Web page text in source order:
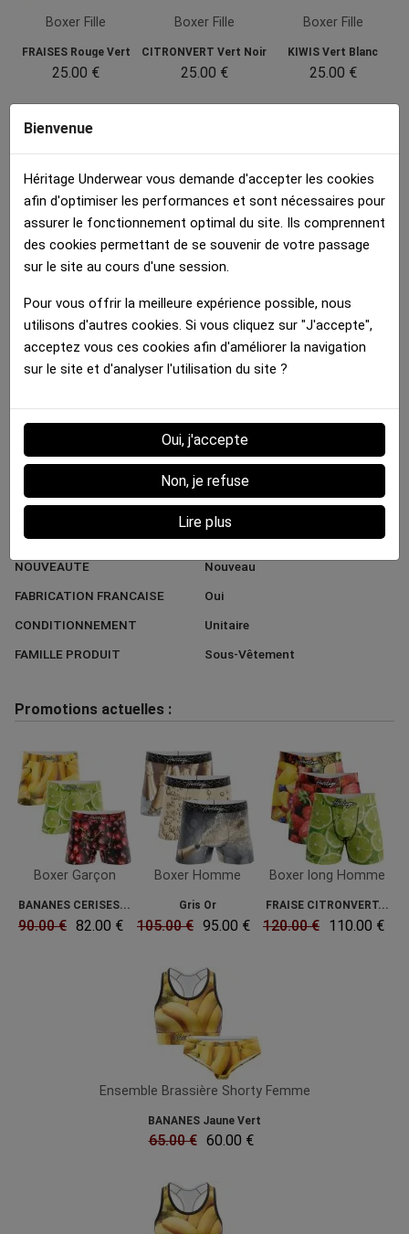
Boxer Fille
FRAISES Rouge Vert
25.00 €
Boxer Fille
CITRONVERT Vert Noir
25.00 €
Boxer Fille
KIWIS Vert Blanc
25.00 €
Détails :
Fiche technique
MATIERE
Microfibre
COULEUR DOMINANTE
Jaune
MARQUE
HERITAGE
STYLE
Tendance
GENRE
Fille
TYPE PRODUIT
Boxer
Nourriture
Fruits
MODELE
BANANES
PROMOTIONS
-
NOUVEAUTE
Nouveau
FABRICATION FRANCAISE
Oui
CONDITIONNEMENT
Unitaire
FAMILLE PRODUIT
Sous-Vêtement
Promotions actuelles :
Boxer Garçon
BANANES CERISES...
90.00 € 82.00 €
Boxer Homme
Gris Or
105.00 € 95.00 €
Boxer long Homme
FRAISE CITRONVERT...
120.00 € 110.00 €
Ensemble Brassière Shorty Femme
BANANES Jaune Vert
65.00 € 60.00 €
Bienvenue
Héritage Underwear vous demande d'accepter les cookies
afin d'optimiser les performances et sont nécessaires pour
assurer le fonctionnement optimal du site. Ils comprennent
des cookies permettant de se souvenir de votre passage
sur le site au cours d'une session.
Pour vous offrir la meilleure expérience possible, nous
utilisons d'autres cookies. Si vous cliquez sur "J'accepte",
acceptez vous ces cookies afin d'améliorer la navigation
sur le site et d'analyser l'utilisation du site ?
Oui, j'accepte
Non, je refuse
Lire plus